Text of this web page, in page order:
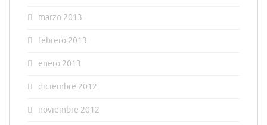
marzo 2013
febrero 2013
enero 2013
diciembre 2012
noviembre 2012